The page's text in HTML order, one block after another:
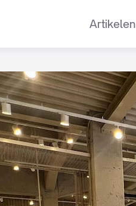
Artikelen